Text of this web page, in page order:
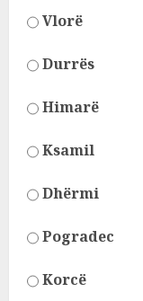
Vlorë
Durrës
Himarë
Ksamil
Dhërmi
Pogradec
Korcë